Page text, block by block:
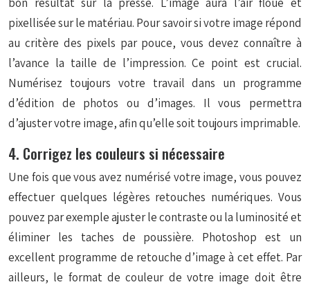
pixellisée sur le matériau. Pour savoir si votre image répond
au critère des pixels par pouce, vous devez connaître à
l’avance la taille de l’impression. Ce point est crucial.
Numérisez toujours votre travail dans un programme
d’édition de photos ou d’images. Il vous permettra
d’ajuster votre image, afin qu’elle soit toujours imprimable.
4. Corrigez les couleurs si nécessaire
Une fois que vous avez numérisé votre image, vous pouvez
effectuer quelques légères retouches numériques. Vous
pouvez par exemple ajuster le contraste ou la luminosité et
éliminer les taches de poussière. Photoshop est un
excellent programme de retouche d’image à cet effet. Par
ailleurs, le format de couleur de votre image doit être